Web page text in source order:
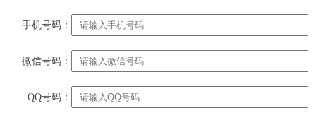
手机号码：
微信号码：
QQ号码：